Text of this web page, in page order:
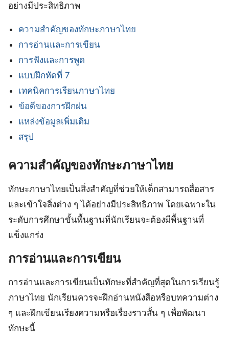
อย่างมีประสิทธิภาพ
ความสำคัญของทักษะภาษาไทย
การอ่านและการเขียน
การฟังและการพูด
แบบฝึกหัดที่ 7
เทคนิคการเรียนภาษาไทย
ข้อดีของการฝึกฝน
แหล่งข้อมูลเพิ่มเติม
สรุป
ความสำคัญของทักษะภาษาไทย
ทักษะภาษาไทยเป็นสิ่งสำคัญที่ช่วยให้เด็กสามารถสื่อสาร
และเข้าใจสิ่งต่าง ๆ ได้อย่างมีประสิทธิภาพ โดยเฉพาะใน
ระดับการศึกษาขั้นพื้นฐานที่นักเรียนจะต้องมีพื้นฐานที่
แข็งแกร่ง
การอ่านและการเขียน
การอ่านและการเขียนเป็นทักษะที่สำคัญที่สุดในการเรียนรู้
ภาษาไทย นักเรียนควรจะฝึกอ่านหนังสือหรือบทความต่าง
ๆ และฝึกเขียนเรียงความหรือเรื่องราวสั้น ๆ เพื่อพัฒนา
ทักษะนี้